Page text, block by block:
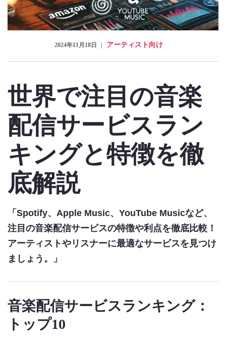
2024年11月18日 アーティスト向け
世界で注目の音楽
配信サービスラン
キングと特徴を徹
底解説
「Spotify、Apple Music、YouTube Musicなど、
注目の音楽配信サービスの特徴や利点を徹底比較！
アーティストやリスナーに最適なサービスを見つけ
ましょう。」
音楽配信サービスランキング：
トップ10